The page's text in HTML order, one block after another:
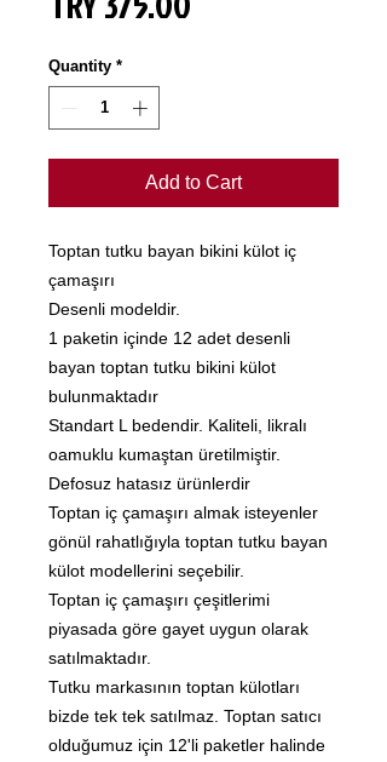
Quantity *
Add to Cart
Toptan tutku bayan bikini külot iç
çamaşırı
Desenli modeldir.
1 paketin içinde 12 adet desenli
bayan toptan tutku bikini külot
bulunmaktadır
Standart L bedendir. Kaliteli, likralı
oamuklu kumaştan üretilmiştir.
Defosuz hatasız ürünlerdir
Toptan iç çamaşırı almak isteyenler
gönül rahatlığıyla toptan tutku bayan
külot modellerini seçebilir.
Toptan iç çamaşırı çeşitlerimi
piyasada göre gayet uygun olarak
satılmaktadır.
Tutku markasının toptan külotları
bizde tek tek satılmaz. Toptan satıcı
olduğumuz için 12'li paketler halinde